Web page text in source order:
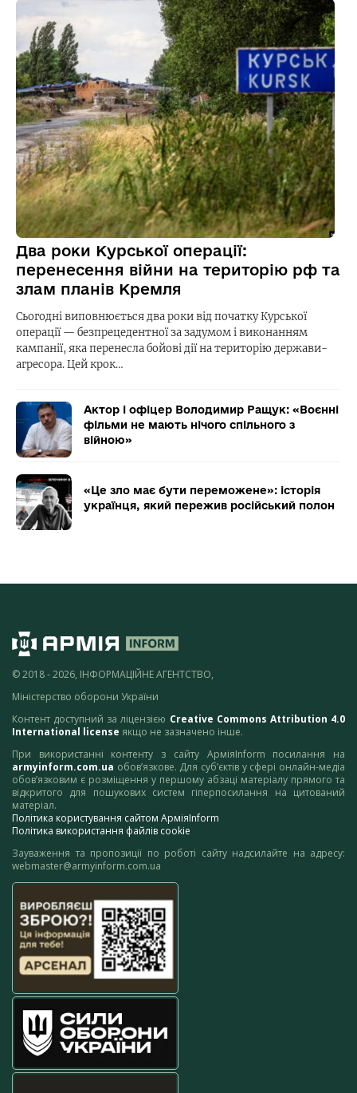
Два роки Курської операції:
перенесення війни на територію рф та
злам планів Кремля
Сьогодні виповнюється два роки від початку Курської
операції — безпрецедентної за задумом і виконанням
кампанії, яка перенесла бойові дії на територію держави-
агресора. Цей крок…
Актор і офіцер Володимир Ращук: «Воєнні
фільми не мають нічого спільного з
війною»
«Це зло має бути переможене»: історія
українця, який пережив російський полон
© 2018 - 2026, ІНФОРМАЦІЙНЕ АГЕНТСТВО,
Міністерство оборони України
Контент доступний за ліцензією Creative Commons Attribution 4.0
International license якщо не зазначено інше.
При використанні контенту з сайту АрміяInform посилання на
armyinform.com.ua обов’язкове. Для суб’єктів у сфері онлайн-медіа
обов’язковим є розміщення у першому абзаці матеріалу прямого та
відкритого для пошукових систем гіперпосилання на цитований
матеріал.
Політика користування сайтом АрміяInform
Політика використання файлів cookie
Зауваження та пропозиції по роботі сайту надсилайте на адресу:
webmaster@armyinform.com.ua